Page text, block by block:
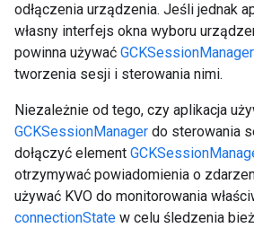
odłączenia urządzenia. Jeśli jednak
własny interfejs okna wyboru
powinna używać GCKSessionManager
tworzenia sesji i sterowania nimi.
Niezależnie od tego, czy aplikacja
GCKSessionManager do sterowania
dołączyć element
otrzymywać powiadomienia o
używać KVO do monitorowania
connectionState w celu śledzenia